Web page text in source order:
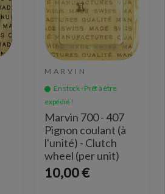
MARVIN
En stock - Prêt à être
expédié !
Marvin 700 - 407
Pignon coulant (à
l'unité) - Clutch
wheel (per unit)
10,00 €